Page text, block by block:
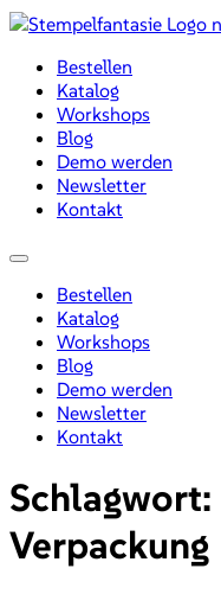
Zum
wechselnBestellen
Katalog
Workshops
Blog
Demo werden
Newsletter
Kontakt
Menü
Bestellen
Katalog
Workshops
Blog
Demo werden
Newsletter
Kontakt
Schlagwort:
Verpackung